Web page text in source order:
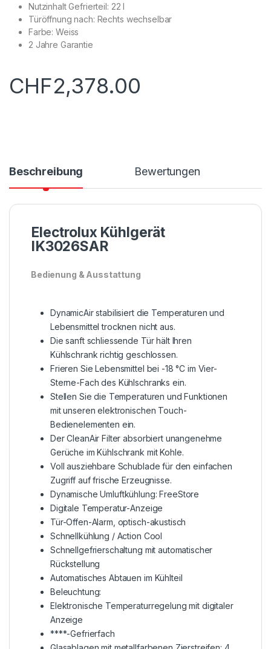
Nutzinhalt Gefrierteil: 22 l
Türöffnung nach: Rechts wechselbar
Farbe: Weiss
2 Jahre Garantie
CHF2,378.00
Beschreibung Bewertungen
Electrolux Kühlgerät
IK3026SAR
Bedienung & Ausstattung
DynamicAir stabilisiert die Temperaturen und
Lebensmittel trocknen nicht aus.
Die sanft schliessende Tür hält Ihren
Kühlschrank richtig geschlossen.
Frieren Sie Lebensmittel bei -18 °C im Vier-
Sterne-Fach des Kühlschranks ein.
Stellen Sie die Temperaturen und Funktionen
mit unseren elektronischen Touch-
Bedienelementen ein.
Der CleanAir Filter absorbiert unangenehme
Gerüche im Kühlschrank mit Kohle.
Voll ausziehbare Schublade für den einfachen
Zugriff auf frische Erzeugnisse.
Dynamische Umluftkühlung: FreeStore
Digitale Temperatur-Anzeige
Tür-Offen-Alarm, optisch-akustisch
Schnellkühlung / Action Cool
Schnellgefrierschaltung mit automatischer
Rückstellung
Automatisches Abtauen im Kühlteil
Beleuchtung:
Elektronische Temperaturregelung mit digitaler
Anzeige
****-Gefrierfach